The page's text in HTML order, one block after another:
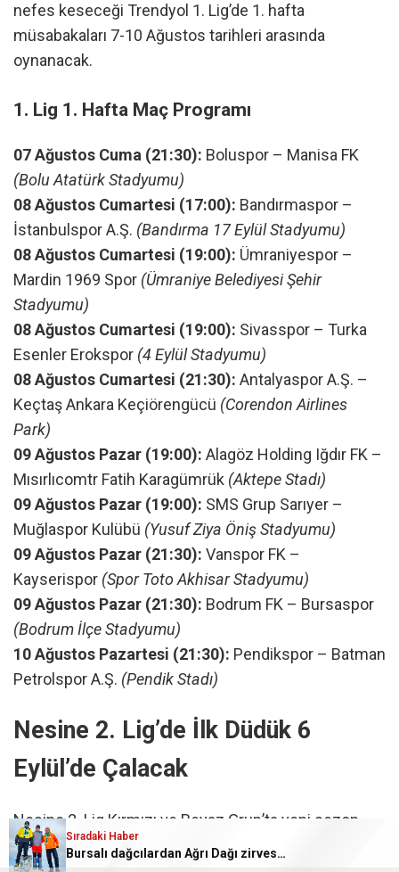
nefes keseceği Trendyol 1. Lig’de 1. hafta
müsabakaları 7-10 Ağustos tarihleri arasında
oynanacak.
1. Lig 1. Hafta Maç Programı
07 Ağustos Cuma (21:30):
(Bolu Atatürk Stadyumu)
08 Ağustos Cumartesi (17:00): Bandırmaspor –
İstanbulspor A.Ş. (Bandırma 17 Eylül Stadyumu)
08 Ağustos Cumartesi (19:00): Ümraniyespor –
Mardin 1969 Spor (Ümraniye Belediyesi Şehir
Stadyumu)
08 Ağustos Cumartesi (19:00): Sivasspor – Turka
Esenler Erokspor (4 Eylül Stadyumu)
08 Ağustos Cumartesi (21:30): Antalyaspor A.Ş. –
Keçtaş Ankara Keçiörengücü (Corendon Airlines
Park)
09 Ağustos Pazar (19:00): Alagöz Holding Iğdır FK –
Mısırlıcomtr Fatih Karagümrük (Aktepe Stadı)
09 Ağustos Pazar (19:00): SMS Grup Sarıyer –
Muğlaspor Kulübü (Yusuf Ziya Öniş Stadyumu)
09 Ağustos Pazar (21:30): Vanspor FK –
Kayserispor (Spor Toto Akhisar Stadyumu)
09 Ağustos Pazar (21:30):
(Bodrum İlçe Stadyumu)
10 Ağustos Pazartesi (21:30): Pendikspor – Batman
Petrolspor A.Ş. (Pendik Stadı)
Nesine 2. Lig’de İlk Düdük 6
Eylül’de Çalacak
Nesine 2. Lig Kırmızı ve Beyaz Grup’ta yeni sezon
heyecanı 6 Eylül 2026 Pazar günü başlayacak.
Sıradaki Haber
Bursalı dağcılardan Ağrı Dağı zirvesinde Bursaspor